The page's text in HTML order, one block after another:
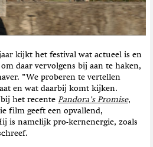
kijkt het festival wat actueel is en
daar vervolgens bij aan te haken,
“We proberen te vertellen
en wat daarbij komt kijken.
het recente Pandora’s Promise,
film geeft een opvallend,
is namelijk pro-kernenergie, zoals